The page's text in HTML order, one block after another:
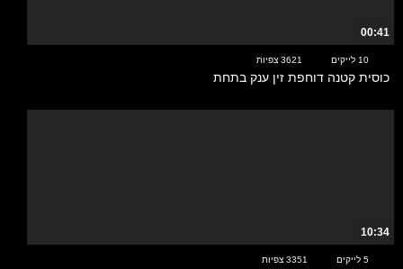
00:41
10 לייקים 3621 צפיות
כוסית קטנה דוחפת זין ענק בתחת
10:34
5 לייקים 3351 צפיות